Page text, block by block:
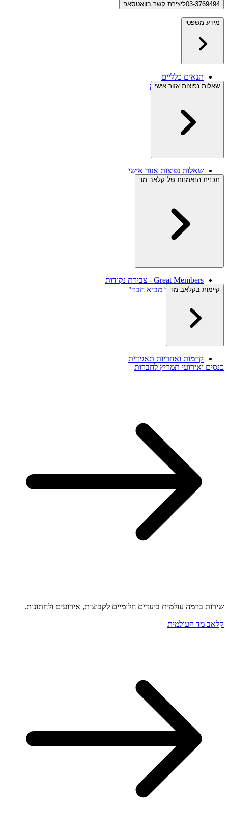
03-3769494ליצירת קשר בוואטסאפ
מידע משפטי
תנאים כלליים
תנאי ביטול עסקה
שאלות נפוצות אזור אישי
שאלות נפוצות אזור אישי
תכנית הנאמנות של קלאב מד
Great Members - צבירת נקודות
תוכנית "חבר מביא חבר"
קיימות בקלאב מד
קיימות ואחריות תאגידית
כנסים ואירועי תמריץ לחברות
שירות ברמה עולמית ביעדים חלומיים לקבוצות, אירועים ולחתונות.
קלאב מד העולמית